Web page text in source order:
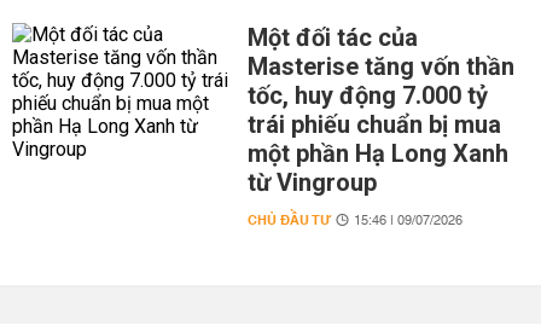
Một đối tác của
Masterise tăng vốn thần
tốc, huy động 7.000 tỷ
trái phiếu chuẩn bị mua
một phần Hạ Long Xanh
từ Vingroup
CHỦ ĐẦU TƯ 15:46 | 09/07/2026